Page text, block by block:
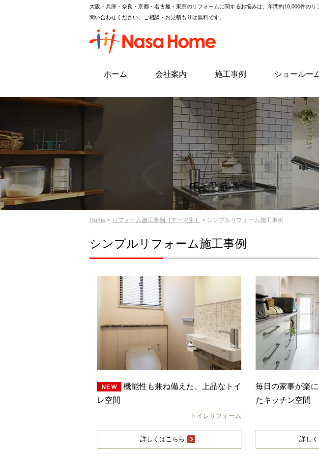
大阪・兵庫・奈良・京都・名古屋・東京のリフォームに関するお悩みは、年間約10,000件の
問い合わせください。ご相談・お見積もりは無料です。
ホーム 会社案内 施工事例 ショールー
Home > リフォーム施工事例［テーマ別］ > シンプルリフォーム施工事例
シンプルリフォーム施工事例
機能性も兼ね備えた、上品なトイ
レ空間
トイレリフォーム
詳しくはこちら
毎日の家事が楽
たキッチン空間
詳し